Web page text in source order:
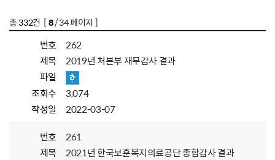
총332건 [8/ 34 페이지 ]
번호
262
제목
2019년 처본부 재무감사 결과
파일
조회수
3,074
작성일
2022-03-07
번호
261
제목
2021년 한국보훈복지의료공단 종합감사 결과